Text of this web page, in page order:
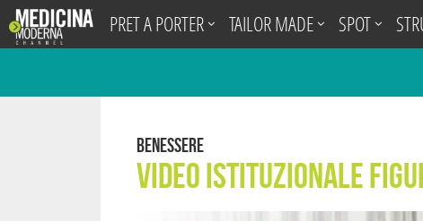
PRET A PORTER TAILOR MADE SPOT
Benessere
Video istituzionale